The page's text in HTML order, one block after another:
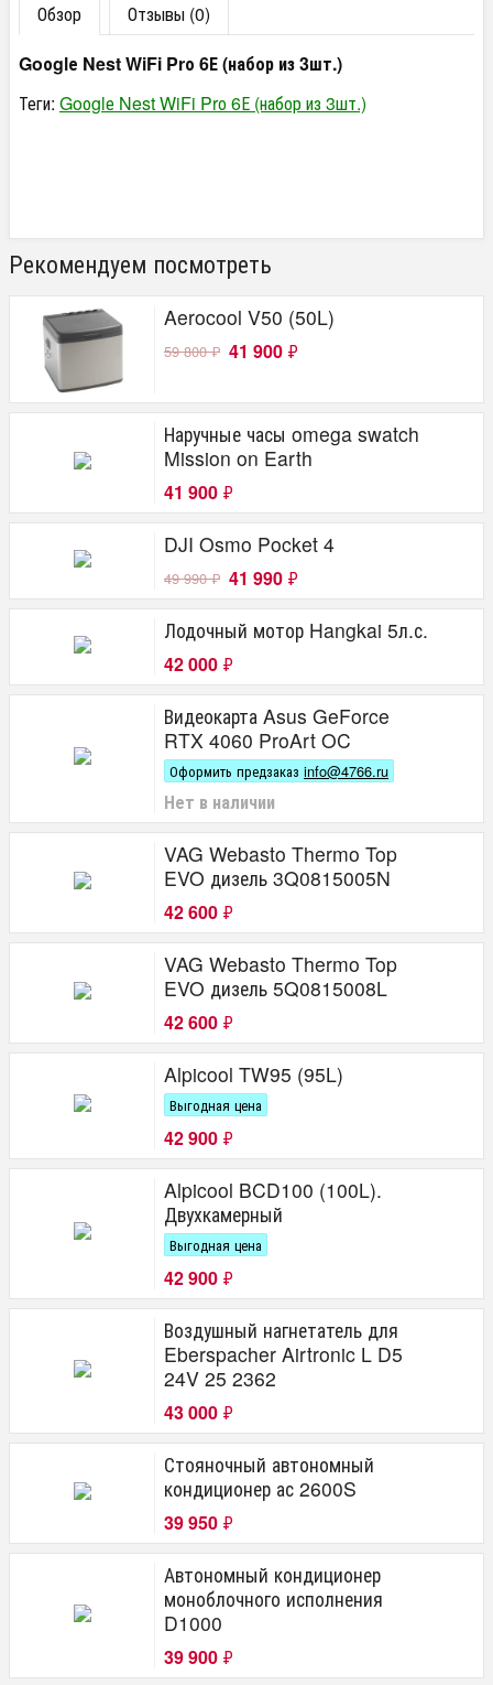
Обзор
Отзывы (0)
Goоglе Nest WiFi Prо 6Е (набор из 3шт.)
Теги: Goоglе Nest WiFi Prо 6Е (набор из 3шт.)
Рекомендуем посмотреть
Aerocool V50 (50L)
59 800₽ 41 900 ₽
Наручные часы omega swatch
Mission on Earth
41 900 ₽
DJI Osmo Pocket 4
49 990₽ 41 990 ₽
Лодочный мотор Hangkai 5л.с.
42 000 ₽
Видеокарта Asus GeForce
RTX 4060 ProArt OC
Оформить предзаказ info@4766.ru
Нет в наличии
VAG Webasto Thermo Top
EVO дизель 3Q0815005N
42 600 ₽
VAG Webasto Thermo Top
EVO дизель 5Q0815008L
42 600 ₽
Alpicool TW95 (95L)
Выгодная цена
42 900 ₽
Alpicool BCD100 (100L).
Двухкамерный
Выгодная цена
42 900 ₽
Воздушный нагнетатель для
Eberspacher Airtronic L D5
24V 25 2362
43 000 ₽
Стояночный автономный
кондиционер ас 2600S
39 950 ₽
Автономный кондиционер
моноблочного исполнения
D1000
39 900 ₽